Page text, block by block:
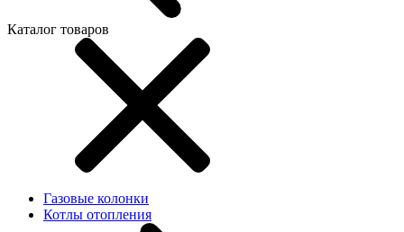
Каталог товаров
Газовые колонки
Котлы отопления